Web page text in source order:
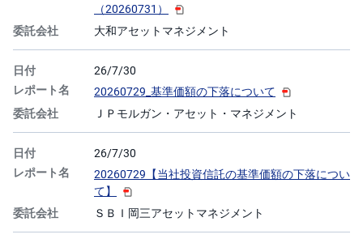
（20260731）
大和アセットマネジメント
26/7/30
20260729_基準価額の下落について
ＪＰモルガン・アセット・マネジメント
26/7/30
20260729【当社投資信託の基準価額の下落につい
て】
ＳＢＩ岡三アセットマネジメント